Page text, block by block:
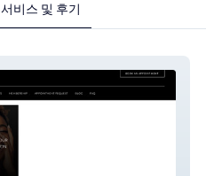
서비스 및 후기